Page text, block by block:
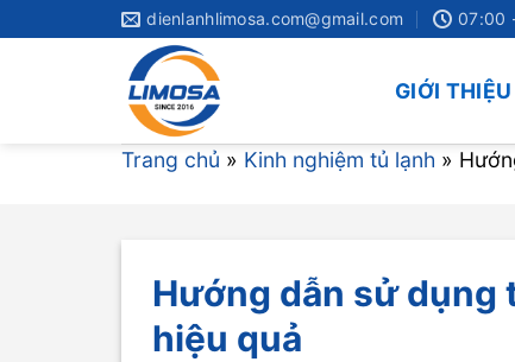
dienlanhlimosa.com@gmail.com 07:00
GIỚI THIỆU
Trang chủ » Kinh nghiệm tủ lạnh »
Hướng dẫn sử dụng
hiệu quả